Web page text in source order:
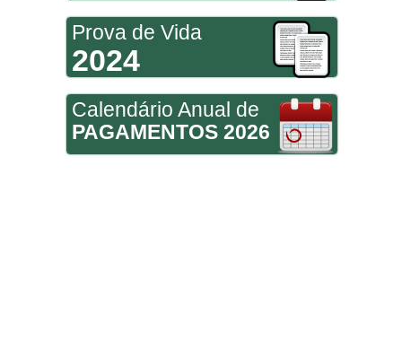
Prova de Vida
2024
Calendário Anual de
PAGAMENTOS 2026